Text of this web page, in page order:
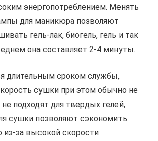
энергопотреблением. Менять
для маникюра позволяют
гель-лак, биогель, гель и так
она составляет 2-4 минуты.
длительным сроком службы,
сушки при этом обычно не
подходят для твердых гелей,
сушки позволяют сэкономить
из-за высокой скорости